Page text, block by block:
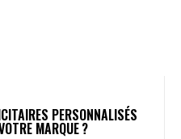
PERSONNALISÉS
MARQUE ?